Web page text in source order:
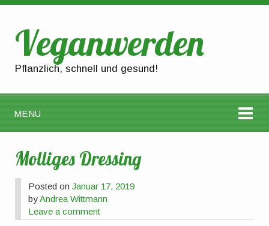
Veganwerden
Pflanzlich, schnell und gesund!
MENU
Molliges Dressing
Posted onJanuar 17, 2019
byAndrea Wittmann
Leave a comment